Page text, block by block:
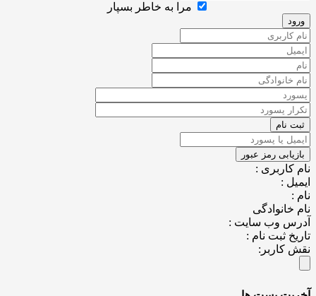
مرا به خاطر بسپار
:
:
وب سایت :
ثبت نام :
کاربر: